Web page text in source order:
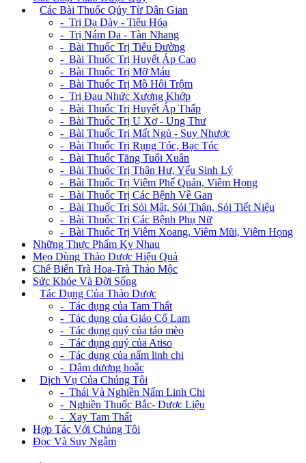
Các Bài Thuốc Qúy Từ Dân Gian
- Trị Dạ Dày - Tiêu Hóa
- Trị Nám Da - Tàn Nhang
- Bài Thuốc Trị Tiểu Đường
- Bài Thuốc Trị Huyết Áp Cao
- Bài Thuốc Trị Mỡ Máu
- Bài Thuốc Trị Mồ Hôi Trộm
- Trị Đau Nhức Xương Khớp
- Bài Thuốc Trị Huyết Áp Thấp
- Bài Thuốc Trị U Xơ - Ung Thư
- Bài Thuốc Trị Mất Ngủ - Suy Nhược
- Bài Thuốc Trị Rụng Tóc, Bạc Tóc
- Bài Thuốc Tăng Tuổi Xuân
- Bài Thuốc Trị Thận Hư, Yếu Sinh Lý
- Bài Thuốc Trị Viêm Phế Quản, Viêm Họng
- Bài Thuốc Trị Các Bệnh Về Gan
- Bài Thuốc Trị Sỏi Mật, Sỏi Thận, Sỏi Tiết Niệu
- Bài Thuốc Trị Các Bệnh Phụ Nữ
- Bài Thuốc Trị Viêm Xoang, Viêm Mũi, Viêm Họng
Những Thực Phẩm Kỵ Nhau
Mẹo Dùng Thảo Dược Hiệu Quả
Chế Biến Trà Hoa-Trà Thảo Mộc
Sức Khỏe Và Đời Sống
Tác Dụng Của Thảo Dược
- Tác dụng của Tam Thất
- Tác dụng của Giảo Cổ Lam
- Tác dụng quý của táo mèo
- Tác dụng quý của Atiso
- Tác dụng của nấm linh chi
- Dâm dương hoắc
Dịch Vụ Của Chúng Tôi
- Thái Và Nghiền Nấm Linh Chi
- Nghiền Thuốc Bắc- Dược Liệu
- Xay Tam Thất
Hợp Tác Với Chúng Tôi
Đọc Và Suy Ngẫm